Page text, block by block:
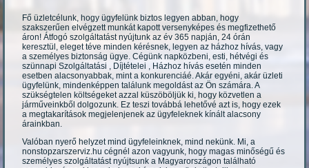
Fő üzletcélunk, hogy ügyfelünk biztos legyen abban, hogy
szakszerűen elvégzett munkát kapott versenyképes és megfizethető
áron! Átfogó szolgáltatást nyújtunk az év 365 napján, 24 órán
keresztül, eleget téve minden kérésnek, legyen az házhoz hívás, vagy
a személyes biztonság ügye. Cégünk napközbeni, esti, hétvégi és
szünnapi Szolgáltatási , Díjtételei , Házhoz hívás esetén minden
esetben alacsonyabbak, mint a konkurenciáé. Akár egyéni, akár üzleti
ügyfelünk, mindenképpen találunk megoldást az Ön számára. A
szükségtelen költségeket azzal küszöböljük ki, hogy közvetlen a
járműveinkből dolgozunk. Ez teszi továbbá lehetővé azt is, hogy ezek
a megtakarítások megjelenjenek az ügyfeleknek kínált alacsony
árainkban.
Valóban nyerő helyzet mind ügyfeleinknek, mind nekünk. Mi, a
nonstopzarszerviz.hu cégnél azon vagyunk, hogy magas minőségű és
személyes szolgáltatást nyújtsunk a Magyarországon található